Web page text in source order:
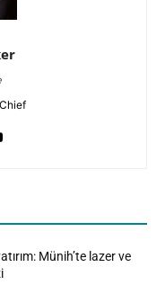
Münih’te lazer ve